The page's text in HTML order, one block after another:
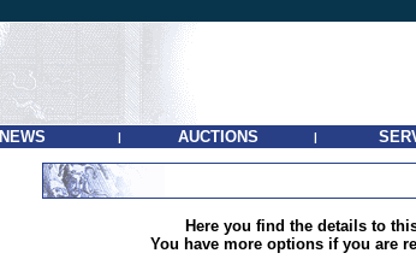
NEWS | AUCTIONS |
Here you find the details to
You have more options if you are